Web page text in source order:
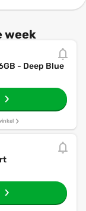
week
- Deep Blue